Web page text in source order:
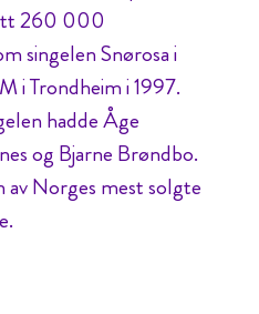
260 000
singelen Snørosa i
i Trondheim i 1997.
hadde Åge
og Bjarne Brøndbo.
av Norges mest solgte